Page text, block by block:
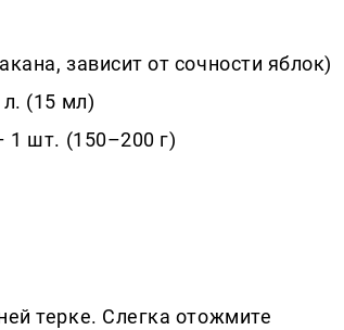
зависит от сочности яблок)
л. (15 мл)
1 шт. (150–200 г)
терке. Слегка отожмите